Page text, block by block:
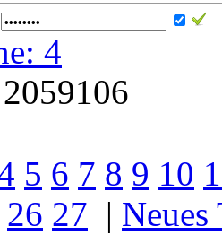
4
5 6 7 8 9 10
26 27 | Neues